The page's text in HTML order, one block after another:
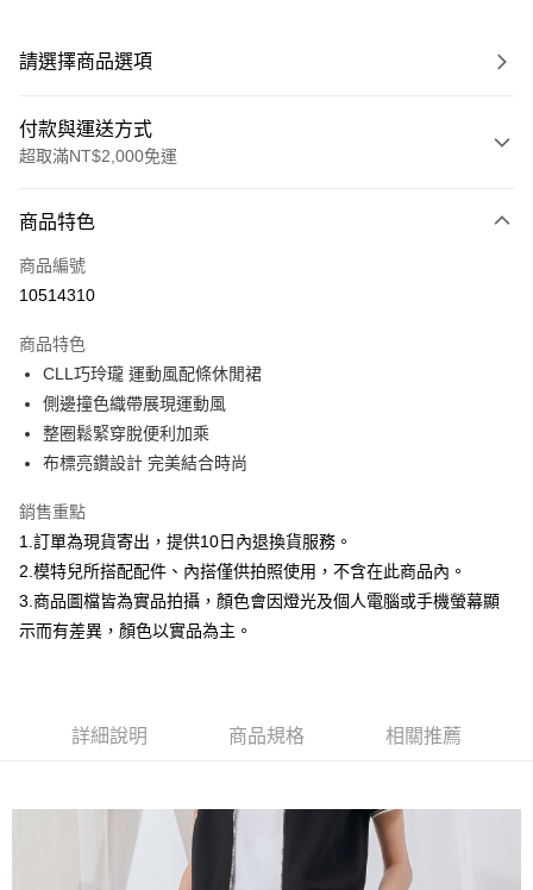
請選擇商品選項
付款與運送方式
超取滿NT$2,000免運
信用卡一次付款
信用卡分期付款
合作金庫商業銀行
華南商業銀行
上海商業儲蓄銀行
國泰世華商業銀行
臺灣中小企業銀行
聯邦商業銀行
元大商業銀行
永豐商業銀行
台新國際商業銀行
中國信託商業銀行
台灣樂天信用卡公司
超商取貨付款
LINE Pay
Apple Pay
悠遊付
Google Pay
全盈+PAY
【大哥付你分期使用說明】
1.本服務由台灣大哥大提供，台灣大哥大用戶可立即使用無須另外申請。
成交易。
3.實際核准額度、可分期數及費用金額請依後續交易確認頁面所載為準。
4.訂單成立30分鐘內，如未前往確認交易或遇審核未通過，訂單將自動取
消。如遇「轉專審核」未通過狀況，表示未達大哥付你分期系統評分，恕無
AFTEE先享後付
AFTEE先享後付是「在收到商品之後才付款」的支付方式。 讓您購物簡單
１．簡單：不需註冊會員、不需綁卡、不需儲值。
２．便利：只要手機號碼，簡訊認證，即可結帳。
商品特色
商品編號
10514310
商品特色
CLL巧玲瓏 運動風配條休閒裙
側邊撞色織帶展現運動風
整圈鬆緊穿脫便利加乘
布標亮鑽設計 完美結合時尚
銷售重點
1.訂單為現貨寄出，提供10日內退換貨服務。
2.模特兒所搭配配件、內搭僅供拍照使用，不含在此商品內。
3.商品圖檔皆為實品拍攝，顏色會因燈光及個人電腦或手機螢幕顯
示而有差異，顏色以實品為主。
詳細說明 商品規格 相關推薦